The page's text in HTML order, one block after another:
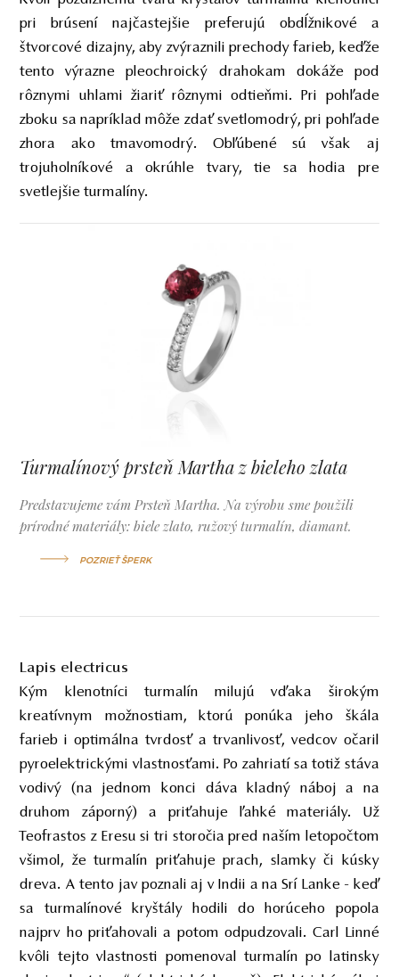
pri brúsení najčastejšie preferujú obdĺžnikové a
štvorcové dizajny, aby zvýraznili prechody farieb, keďže
tento výrazne pleochroický drahokam dokáže pod
rôznymi uhlami žiariť rôznymi odtieňmi. Pri pohľade
zboku sa napríklad môže zdať svetlomodrý, pri pohľade
zhora ako tmavomodrý. Obľúbené sú však aj
trojuholníkové a okrúhle tvary, tie sa hodia pre
svetlejšie turmalíny.
Turmalínový prsteň Martha z bieleho zlata
Predstavujeme vám Prsteň Martha. Na výrobu sme použili
prírodné materiály: biele zlato, ružový turmalín, diamant.
POZRIEŤ ŠPERK
Lapis electricus
Kým klenotníci turmalín milujú vďaka širokým
kreatívnym možnostiam, ktorú ponúka jeho škála
farieb i optimálna tvrdosť a trvanlivosť, vedcov očaril
pyroelektrickými vlastnosťami. Po zahriatí sa totiž stáva
vodivý (na jednom konci dáva kladný náboj a na
druhom záporný) a priťahuje ľahké materiály. Už
Teofrastos z Eresu si tri storočia pred naším letopočtom
všimol, že turmalín priťahuje prach, slamky či kúsky
dreva. A tento jav poznali aj v Indii a na Srí Lanke - keď
sa turmalínové kryštály hodili do horúceho popola
najprv ho priťahovali a potom odpudzovali. Carl Linné
kvôli tejto vlastnosti pomenoval turmalín po latinsky